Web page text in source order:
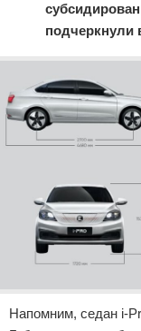
подчеркнули
Напомним, седан i-